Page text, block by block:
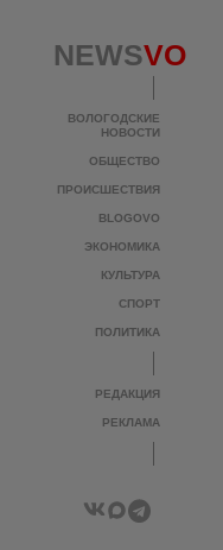
NEWSVO
ВОЛОГОДСКИЕ
НОВОСТИ
ОБЩЕСТВО
ПРОИСШЕСТВИЯ
BLOGOVO
ЭКОНОМИКА
КУЛЬТУРА
СПОРТ
ПОЛИТИКА
РЕДАКЦИЯ
РЕКЛАМА